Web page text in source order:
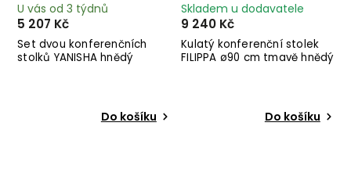
Set dvou konferenčních
stolků YANISHA hnědý
U vás od 3 týdnů
5 207 Kč
Do košíku
Kulatý konferenční stolek
FILIPPA ø90 cm tmavě hnědý
Skladem u dodavatele
9 240 Kč
Do košíku